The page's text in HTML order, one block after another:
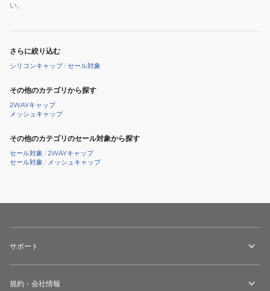
い。
さらに絞り込む
シリコンキャップ/セール対象
その他のカテゴリから探す
2WAYキャップ
メッシュキャップ
その他のカテゴリのセール対象から探す
セール対象 /2WAYキャップ
セール対象 / メッシュキャップ
サポート
規約・会社情報